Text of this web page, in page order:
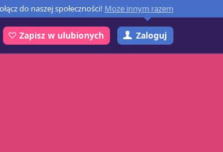
do naszej społeczności! Może innym razem
Zaloguj